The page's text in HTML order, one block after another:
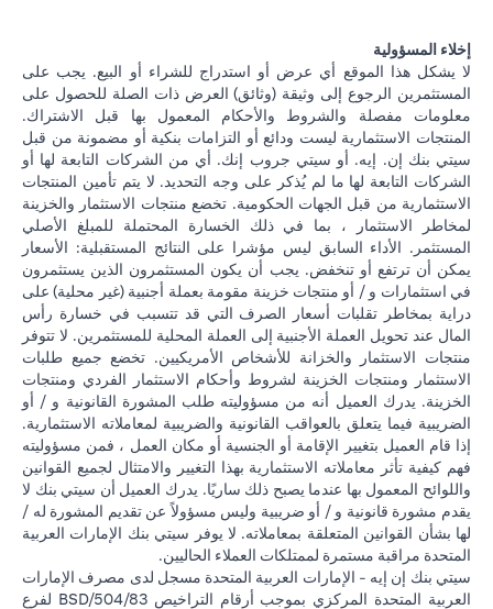
إخلاء المسؤولية
لا يشكل هذا الموقع أي عرض أو استدراج للشراء أو البيع. يجب على
المستثمرين الرجوع إلى وثيقة (وثائق) العرض ذات الصلة للحصول على
معلومات مفصلة والشروط والأحكام المعمول بها قبل الاشتراك.
المنتجات الاستثمارية ليست ودائع أو التزامات بنكية أو مضمونة من قبل
سيتي بنك إن. إيه. أو سيتي جروب إنك. أي من الشركات التابعة لها أو
الشركات التابعة لها ما لم يُذكر على وجه التحديد. لا يتم تأمين المنتجات
الاستثمارية من قبل الجهات الحكومية. تخضع منتجات الاستثمار والخزينة
لمخاطر الاستثمار ، بما في ذلك الخسارة المحتملة للمبلغ الأصلي
المستثمر. الأداء السابق ليس مؤشرا على النتائج المستقبلية: الأسعار
يمكن أن ترتفع أو تنخفض. يجب أن يكون المستثمرون الذين يستثمرون
في استثمارات و / أو منتجات خزينة مقومة بعملة أجنبية (غير محلية) على
دراية بمخاطر تقلبات أسعار الصرف التي قد تتسبب في خسارة رأس
المال عند تحويل العملة الأجنبية إلى العملة المحلية للمستثمرين. لا تتوفر
منتجات الاستثمار والخزانة للأشخاص الأمريكيين. تخضع جميع طلبات
الاستثمار ومنتجات الخزينة لشروط وأحكام الاستثمار الفردي ومنتجات
الخزينة. يدرك العميل أنه من مسؤوليته طلب المشورة القانونية و / أو
الضريبية فيما يتعلق بالعواقب القانونية والضريبية لمعاملاته الاستثمارية.
إذا قام العميل بتغيير الإقامة أو الجنسية أو مكان العمل ، فمن مسؤوليته
فهم كيفية تأثر معاملاته الاستثمارية بهذا التغيير والامتثال لجميع القوانين
واللوائح المعمول بها عندما يصبح ذلك ساريًا. يدرك العميل أن سيتي بنك لا
يقدم مشورة قانونية و / أو ضريبية وليس مسؤولاً عن تقديم المشورة له /
لها بشأن القوانين المتعلقة بمعاملاته. لا يوفر سيتي بنك الإمارات العربية
المتحدة مراقبة مستمرة لممتلكات العملاء الحاليين.
سيتي بنك إن إيه - الإمارات العربية المتحدة مسجل لدى مصرف الإمارات
العربية المتحدة المركزي بموجب أرقام التراخيص BSD/504/83 لفرع